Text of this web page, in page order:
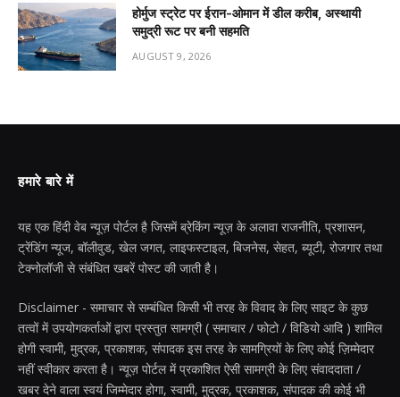
होर्मुज स्ट्रेट पर ईरान-ओमान में डील करीब, अस्थायी
समुद्री रूट पर बनी सहमति
AUGUST 9, 2026
हमारे बारे में
यह एक हिंदी वेब न्यूज़ पोर्टल है जिसमें ब्रेकिंग न्यूज़ के अलावा राजनीति, प्रशासन,
ट्रेंडिंग न्यूज, बॉलीवुड, खेल जगत, लाइफस्टाइल, बिजनेस, सेहत, ब्यूटी, रोजगार तथा
टेक्नोलॉजी से संबंधित खबरें पोस्ट की जाती है।
Disclaimer - समाचार से सम्बंधित किसी भी तरह के विवाद के लिए साइट के कुछ
तत्वों में उपयोगकर्ताओं द्वारा प्रस्तुत सामग्री ( समाचार / फोटो / विडियो आदि ) शामिल
होगी स्वामी, मुद्रक, प्रकाशक, संपादक इस तरह के सामग्रियों के लिए कोई ज़िम्मेदार
नहीं स्वीकार करता है। न्यूज़ पोर्टल में प्रकाशित ऐसी सामग्री के लिए संवाददाता /
खबर देने वाला स्वयं जिम्मेदार होगा, स्वामी, मुद्रक, प्रकाशक, संपादक की कोई भी